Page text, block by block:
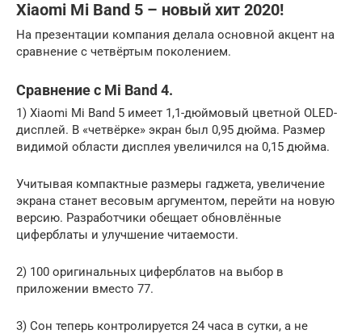
Xiaomi Mi Band 5 – новый хит 2020!
На презентации компания делала основной акцент на
сравнение с четвёртым поколением.
Сравнение с Mi Band 4.
1) Xiaomi Mi Band 5 имеет 1,1-дюймовый цветной OLED-
дисплей. В «четвёрке» экран был 0,95 дюйма. Размер
видимой области дисплея увеличился на 0,15 дюйма.
Учитывая компактные размеры гаджета, увеличение
экрана станет весовым аргументом, перейти на новую
версию. Разработчики обещает обновлённые
циферблаты и улучшение читаемости.
2) 100 оригинальных циферблатов на выбор в
приложении вместо 77.
3) Сон теперь контролируется 24 часа в сутки, а не